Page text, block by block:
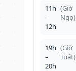
11h
–
12h
(Giờ
Ngọ)
19h
–
20h
(Giờ
Tuất)